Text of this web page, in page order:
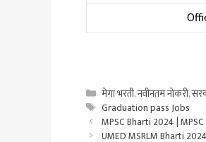
Categories
मेगा भरती,नवीनतम नोकरी,
Tags
Graduation pass Jobs
MPSC Bharti 2024 | MPSC
UMED MSRLM Bharti 2024 |